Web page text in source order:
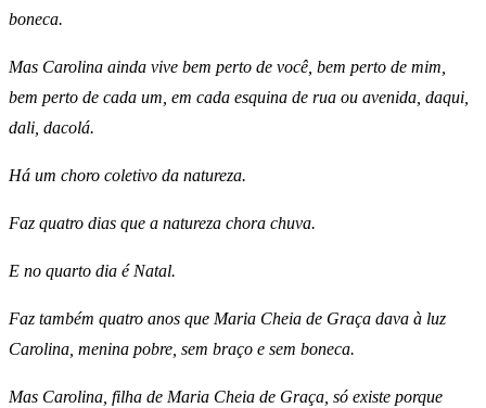
boneca.
Mas Carolina ainda vive bem perto de você, bem perto de mim,
bem perto de cada um, em cada esquina de rua ou avenida, daqui,
dali, dacolá.
Há um choro coletivo da natureza.
Faz quatro dias que a natureza chora chuva.
E no quarto dia é Natal.
Faz também quatro anos que Maria Cheia de Graça dava à luz
Carolina, menina pobre, sem braço e sem boneca.
Mas Carolina, filha de Maria Cheia de Graça, só existe porque